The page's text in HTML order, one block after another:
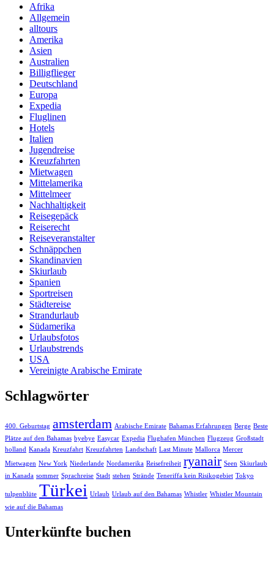
Afrika
Allgemein
alltours
Amerika
Asien
Australien
Billigflieger
Deutschland
Europa
Expedia
Fluglinen
Hotels
Italien
Jugendreise
Kreuzfahrten
Mietwagen
Mittelamerika
Mittelmeer
Nachhaltigkeit
Reisegepäck
Reiserecht
Reiseveranstalter
Schnäppchen
Skandinavien
Skiurlaub
Spanien
Sportreisen
Städtereise
Strandurlaub
Südamerika
Urlaubsfotos
Urlaubstrends
USA
Vereinigte Arabische Emirate
Schlagwörter
400. Geburtstag amsterdam Arabische Emirate Bahamas Erfahrungen Berge Beste
Plätze auf den Bahamas byebye Easycar Expedia Flughafen München Flugzeug Großstadt
holland Kanada Kreuzfahrt Kreuzfahrten Landschaft Last Minute Mallorca Mercer
Mietwagen New York Niederlande Nordamerika Reisefreiheit ryanair Seen Skiurlaub
in Kanada sommer Sprachreise Stadt stehen Strände Teneriffa kein Risikogebiet Tokyo
tulpenblüte Türkei Urlaub Urlaub auf den Bahamas Whistler Whistler Mountain
wie auf die Bahamas
Unterkünfte buchen